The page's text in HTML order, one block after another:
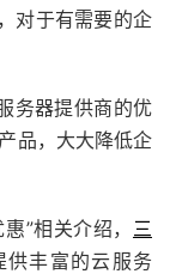
对于有需要的企
务器提供商的优
品，大大降低企
”相关介绍， 三
供丰富的云服务